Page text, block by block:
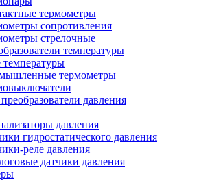
термометры
сопротивления
стрелочные
температуры
температуры
термометры
давления
давления
гидростатического давления
реле давления
датчики давления